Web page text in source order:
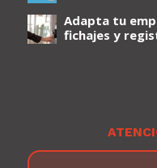
Adapta tu
fichajes y